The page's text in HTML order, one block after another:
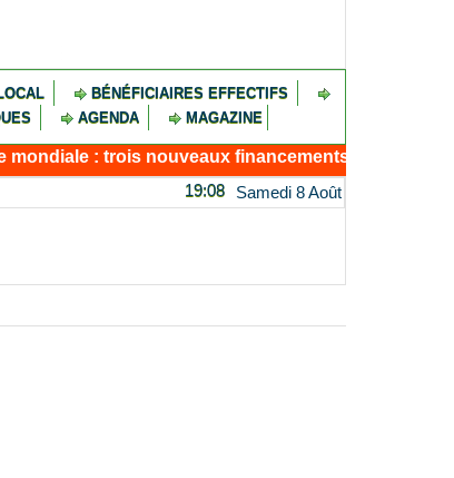
BÉNÉFICIAIRES EFFECTIFS
AGENDA MAGAZINE
: trois nouveaux financements pour résilience,
Samedi 8 Août
19:08